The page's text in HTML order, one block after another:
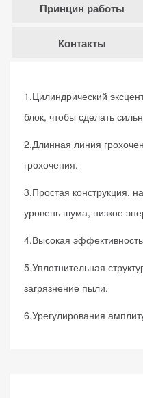
Принцин работы
Контакты
1.Цилиндрический
блок, чтобы сделать
2.Длинная линия
грохочения.
3.Простая конструкция,
уровень шума, низкое
4.Высокая
5.Уплотнительная
загрязнение пыли.
6.Урегулирования